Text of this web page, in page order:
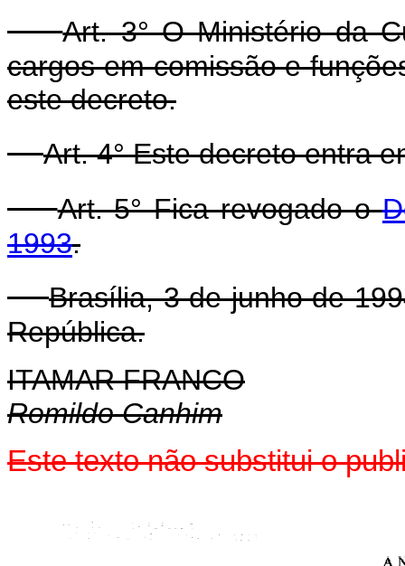
Art. 3° O Ministério da
cargos em comissão e
este decreto.
Art. 4° Este decreto entra
Art. 5° Fica revogado o
1993.
Brasília, 3 de junho de
República.
ITAMAR FRANCO
Romildo Canhim
Este texto não substitui o